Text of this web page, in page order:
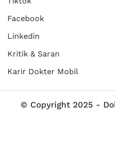
Facebook
Linkedin
Kritik & Saran
Karir Dokter Mobil
© Copyright 2025 -